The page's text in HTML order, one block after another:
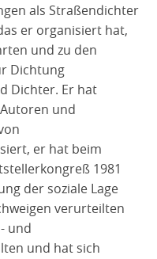
als Straßendichter
er organisiert hat,
und zu den
Dichtung
Dichter. Er hat
und
er hat beim
1981
der soziale Lage
verurteilten
und
und hat sich